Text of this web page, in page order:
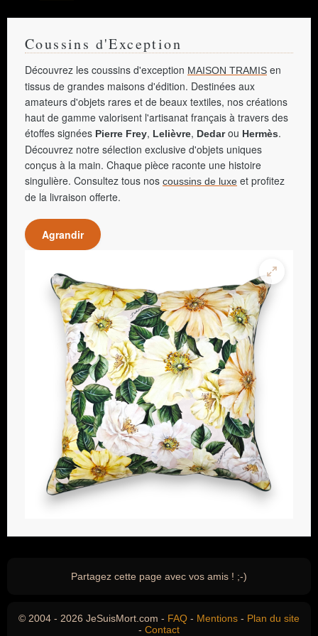
Coussins d'Exception
Découvrez les coussins d'exception MAISON TRAMIS en
tissus de grandes maisons d'édition. Destinées aux
amateurs d'objets rares et de beaux textiles, nos créations
haut de gamme valorisent l'artisanat français à travers des
étoffes signées Pierre Frey, Lelièvre, Dedarou Hermès.
Découvrez notre sélection exclusive d'objets uniques
conçus à la main. Chaque pièce raconte une histoire
singulière. Consultez tous nos coussins de luxe et profitez
de la livraison offerte.
Agrandir
Partagez cette page avec vos amis ! ;-)
© 2004 - 2026 JeSuisMort.com - FAQ - Mentions - Plan du site
- Contact